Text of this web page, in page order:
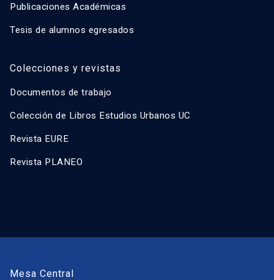
Publicaciones Académicas
Tesis de alumnos egresados
Colecciones y revistas
Documentos de trabajo
Colección de Libros Estudios Urbanos UC
Revista EURE
Revista PLANEO
Mesa Central